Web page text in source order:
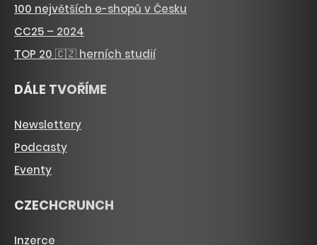
100 největších e-shopů v Česku
CC25 – 2024
TOP 20 🇨🇿 herních studií
DÁLE TVOŘÍME
Newslettery
Podcasty
Eventy
CZECHCRUNCH
Inzerce